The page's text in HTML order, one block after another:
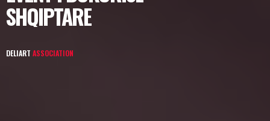
SHQIPTARE
DELIART ASSOCIATION